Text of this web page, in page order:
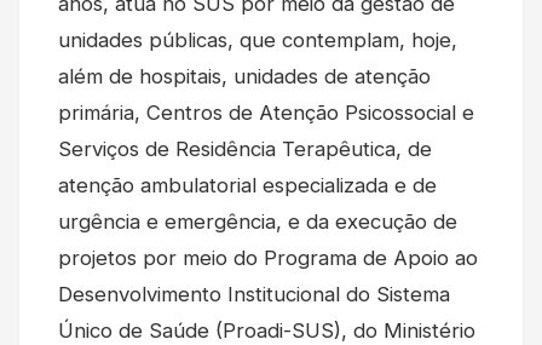
unidades públicas, que contemplam, hoje,
além de hospitais, unidades de atenção
primária, Centros de Atenção Psicossocial e
Serviços de Residência Terapêutica, de
atenção ambulatorial especializada e de
urgência e emergência, e da execução de
projetos por meio do Programa de Apoio ao
Desenvolvimento Institucional do Sistema
Único de Saúde (Proadi-SUS), do Ministério